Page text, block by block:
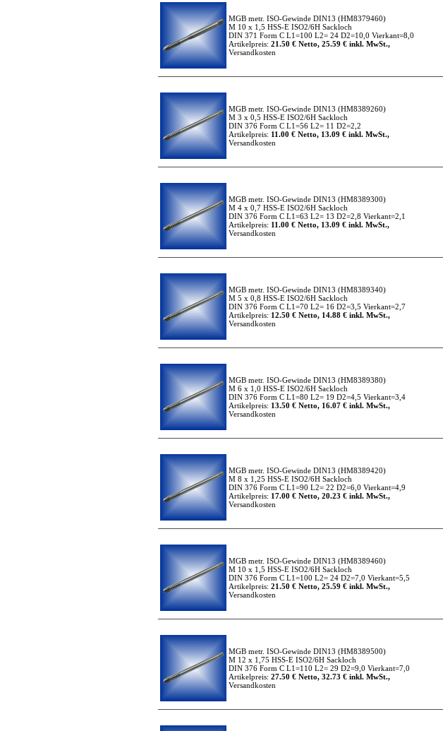
MGB metr. ISO-Gewinde DIN13 (HM8379460)
M 10 x 1,5 HSS-E ISO2/6H Sackloch
DIN 371 Form C L1=100 L2= 24 D2=10,0 Vierkant=8,0
Artikelpreis: 21.50 € Netto, 25.59 € inkl. MwSt.,
Versandkosten
MGB metr. ISO-Gewinde DIN13 (HM8389260)
M 3 x 0,5 HSS-E ISO2/6H Sackloch
DIN 376 Form C L1=56 L2= 11 D2=2,2
Artikelpreis: 11.00 € Netto, 13.09 € inkl. MwSt.,
Versandkosten
MGB metr. ISO-Gewinde DIN13 (HM8389300)
M 4 x 0,7 HSS-E ISO2/6H Sackloch
DIN 376 Form C L1=63 L2= 13 D2=2,8 Vierkant=2,1
Artikelpreis: 11.00 € Netto, 13.09 € inkl. MwSt.,
Versandkosten
MGB metr. ISO-Gewinde DIN13 (HM8389340)
M 5 x 0,8 HSS-E ISO2/6H Sackloch
DIN 376 Form C L1=70 L2= 16 D2=3,5 Vierkant=2,7
Artikelpreis: 12.50 € Netto, 14.88 € inkl. MwSt.,
Versandkosten
MGB metr. ISO-Gewinde DIN13 (HM8389380)
M 6 x 1,0 HSS-E ISO2/6H Sackloch
DIN 376 Form C L1=80 L2= 19 D2=4,5 Vierkant=3,4
Artikelpreis: 13.50 € Netto, 16.07 € inkl. MwSt.,
Versandkosten
MGB metr. ISO-Gewinde DIN13 (HM8389420)
M 8 x 1,25 HSS-E ISO2/6H Sackloch
DIN 376 Form C L1=90 L2= 22 D2=6,0 Vierkant=4,9
Artikelpreis: 17.00 € Netto, 20.23 € inkl. MwSt.,
Versandkosten
MGB metr. ISO-Gewinde DIN13 (HM8389460)
M 10 x 1,5 HSS-E ISO2/6H Sackloch
DIN 376 Form C L1=100 L2= 24 D2=7,0 Vierkant=5,5
Artikelpreis: 21.50 € Netto, 25.59 € inkl. MwSt.,
Versandkosten
MGB metr. ISO-Gewinde DIN13 (HM8389500)
M 12 x 1,75 HSS-E ISO2/6H Sackloch
DIN 376 Form C L1=110 L2= 29 D2=9,0 Vierkant=7,0
Artikelpreis: 27.50 € Netto, 32.73 € inkl. MwSt.,
Versandkosten